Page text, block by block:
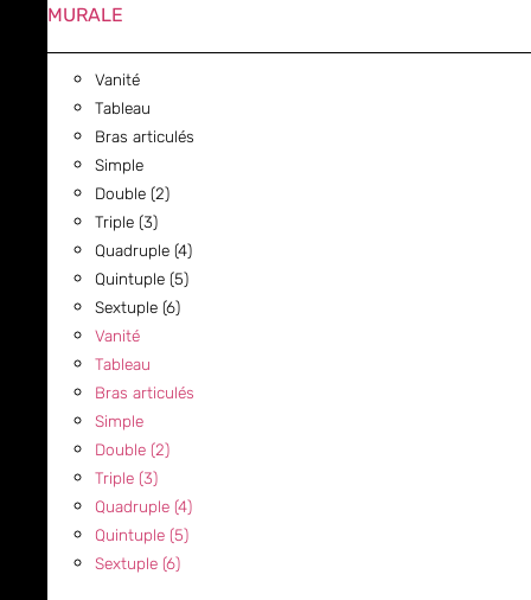
MURALE
Vanité
Tableau
Bras articulés
Simple
Double (2)
Triple (3)
Quadruple (4)
Quintuple (5)
Sextuple (6)
Vanité
Tableau
Bras articulés
Simple
Double (2)
Triple (3)
Quadruple (4)
Quintuple (5)
Sextuple (6)